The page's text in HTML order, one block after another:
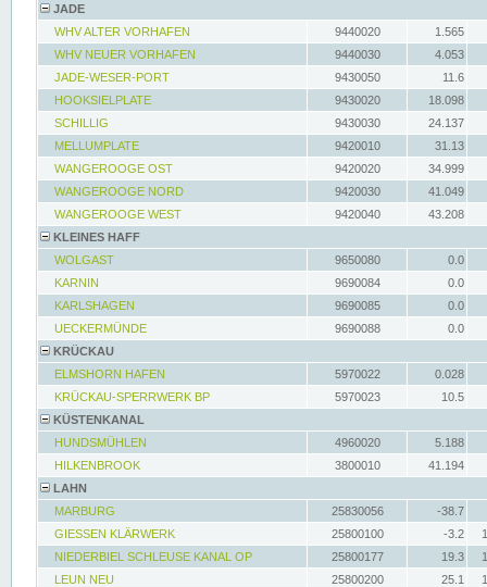
JADE
WHV ALTER VORHAFEN
9440020
1.565
WHV NEUER VORHAFEN
9440030
4.053
JADE-WESER-PORT
9430050
11.6
HOOKSIELPLATE
9430020
18.098
SCHILLIG
9430030
24.137
MELLUMPLATE
9420010
31.13
WANGEROOGE OST
9420020
34.999
WANGEROOGE NORD
9420030
41.049
WANGEROOGE WEST
9420040
43.208
KLEINES HAFF
WOLGAST
9650080
0.0
KARNIN
9690084
0.0
KARLSHAGEN
9690085
0.0
UECKERMÜNDE
9690088
0.0
KRÜCKAU
ELMSHORN HAFEN
5970022
0.028
KRÜCKAU-SPERRWERK BP
5970023
10.5
KÜSTENKANAL
HUNDSMÜHLEN
4960020
5.188
HILKENBROOK
3800010
41.194
LAHN
MARBURG
25830056
-38.7
GIESSEN KLÄRWERK
25800100 -3.2
NIEDERBIEL SCHLEUSE KANAL OP
25800177 19.3
LEUN NEU
25800200 25.1